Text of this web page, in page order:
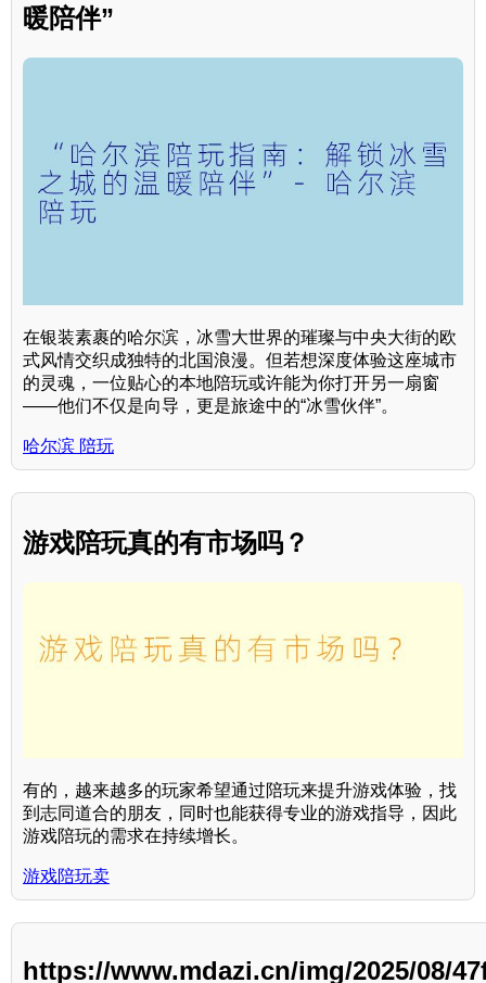
暖陪伴”
在银装素裹的哈尔滨，冰雪大世界的璀璨与中央大街的欧
式风情交织成独特的北国浪漫。但若想深度体验这座城市
的灵魂，一位贴心的本地陪玩或许能为你打开另一扇窗
——他们不仅是向导，更是旅途中的“冰雪伙伴”。
哈尔滨 陪玩
游戏陪玩真的有市场吗？
有的，越来越多的玩家希望通过陪玩来提升游戏体验，找
到志同道合的朋友，同时也能获得专业的游戏指导，因此
游戏陪玩的需求在持续增长。
游戏陪玩卖
https://www.mdazi.cn/img/2025/08/